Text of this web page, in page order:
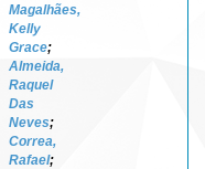
Magalhães,
Kelly
Grace;
Almeida,
Raquel
Das
Neves;
Correa,
Rafael;